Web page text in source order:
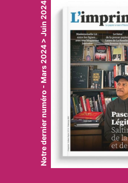
Notre dernier numéro - Mars 2024 > Juin 2024